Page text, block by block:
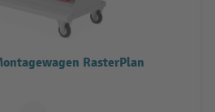
RasterPlan